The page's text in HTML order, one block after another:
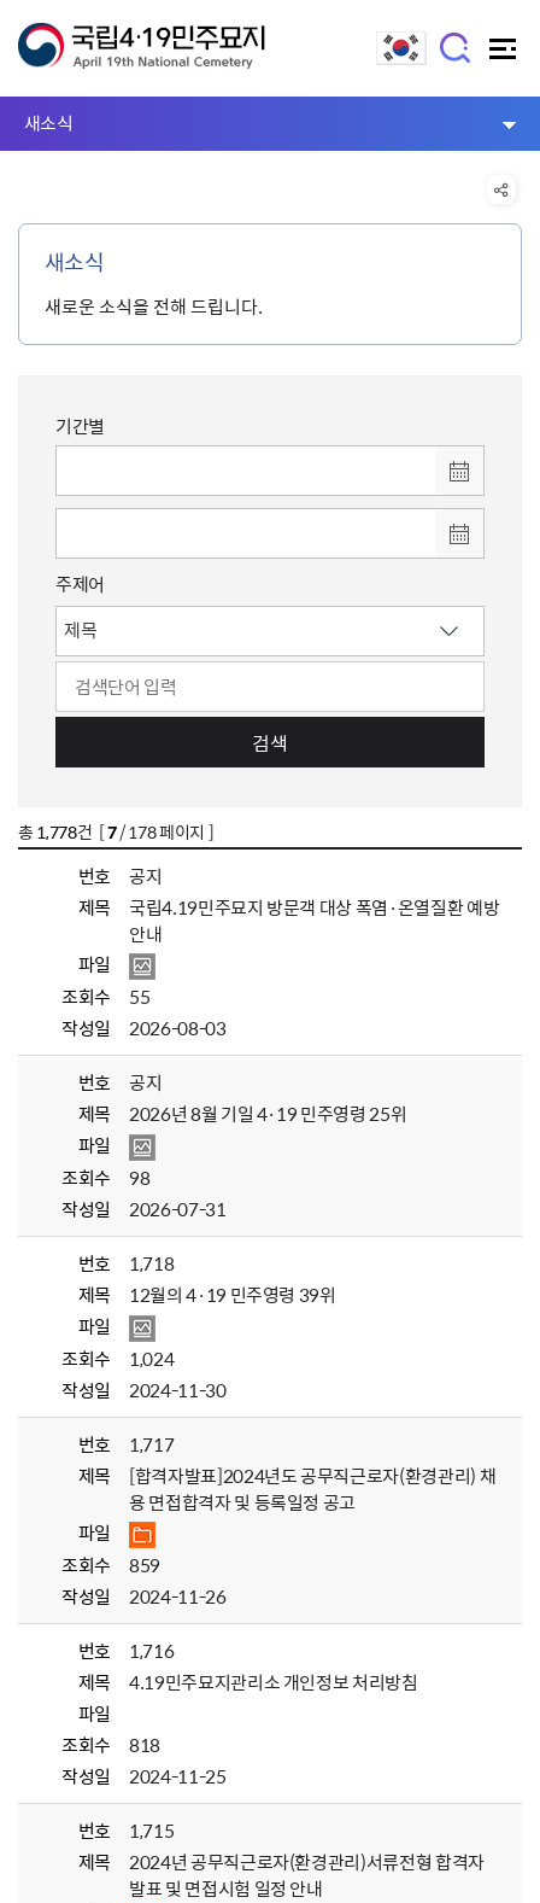
새소식
새소식
새로운 소식을 전해 드립니다.
기간별
주제어
검색
총 1,778건 [7/ 178 페이지 ]
번호
공지
제목
국립4.19민주묘지 방문객 대상 폭염·온열질환 예방
안내
파일
조회수
55
작성일
2026-08-03
번호
공지
제목
2026년 8월 기일 4·19 민주영령 25위
파일
조회수
98
작성일
2026-07-31
번호
1,718
제목
12월의 4·19 민주영령 39위
파일
조회수
1,024
작성일
2024-11-30
번호
1,717
제목
[합격자발표]2024년도 공무직근로자(환경관리) 채
용 면접합격자 및 등록일정 공고
파일
조회수
859
작성일
2024-11-26
번호
1,716
제목
4.19민주묘지관리소 개인정보 처리방침
파일
조회수
818
작성일
2024-11-25
번호
1,715
제목
2024년 공무직근로자(환경관리)서류전형 합격자
발표 및 면접시험 일정 안내